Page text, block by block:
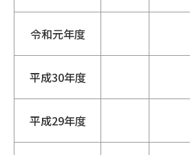
令和元年度
平成30年度
平成29年度